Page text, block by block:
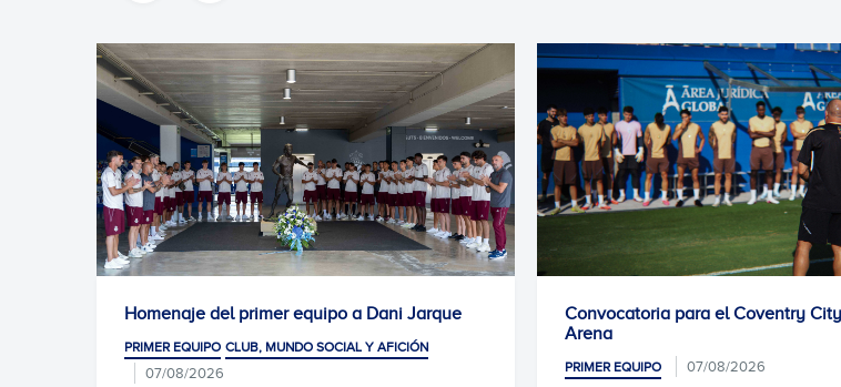
a Dani Jarque
SOCIAL Y AFICIÓN
Convocatoria para el Coventry City Building
Entrenamiento